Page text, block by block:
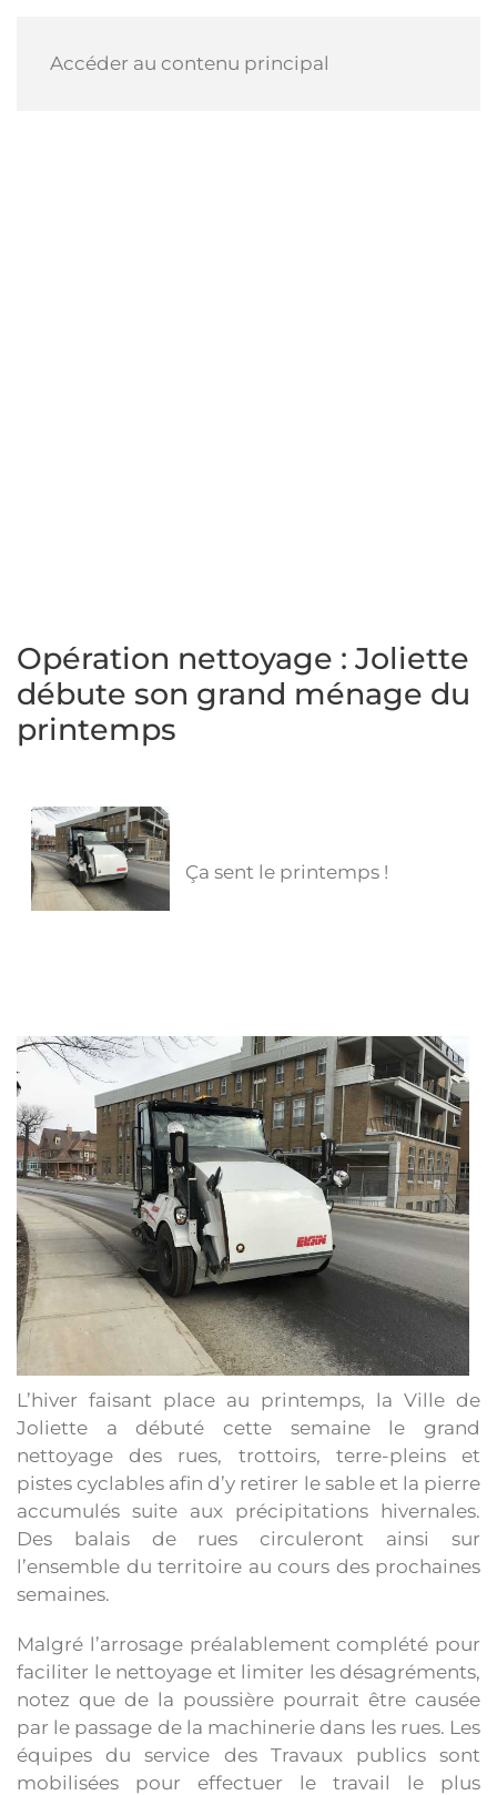
Accéder au contenu principal
Opération nettoyage : Joliette
débute son grand ménage du
printemps
Ça sent le printemps !
L’hiver faisant place au printemps, la Ville de
Joliette a débuté cette semaine le grand
nettoyage des rues, trottoirs, terre-pleins et
pistes cyclables afin d’y retirer le sable et la pierre
accumulés suite aux précipitations hivernales.
Des balais de rues circuleront ainsi sur
l’ensemble du territoire au cours des prochaines
semaines.
Malgré l’arrosage préalablement complété pour
faciliter le nettoyage et limiter les désagréments,
notez que de la poussière pourrait être causée
par le passage de la machinerie dans les rues. Les
équipes du service des Travaux publics sont
mobilisées pour effectuer le travail le plus